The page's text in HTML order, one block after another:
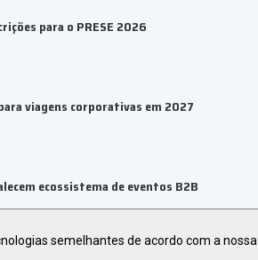
para o PRESE 2026
viagens corporativas em 2027
ecossistema de eventos B2B
semelhantes de acordo com a nossa